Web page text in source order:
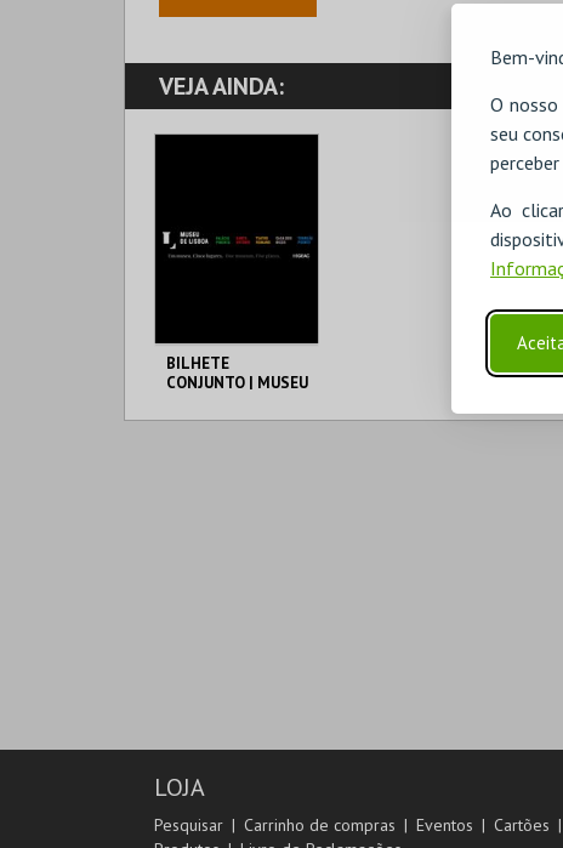
Bem-
O
seu
Ao
VEJA AINDA:
BILHETE
CONJUNTO | MUSEU
ML - PALÁCIO
LOJA
Pesquisar Carrinho de compras Eventos
Cartões